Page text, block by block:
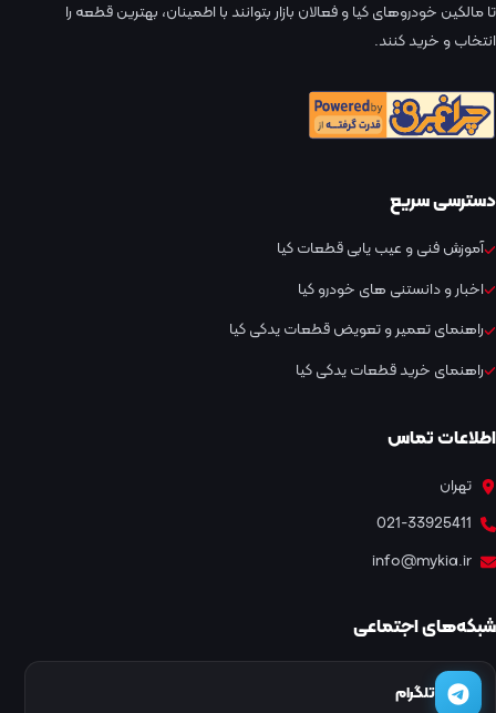
تا مالکین خودروهای کیا و فعالان بازار بتوانند با اطمینان، بهترین قطعه را
انتخاب و خرید کنند.
دسترسی سریع
آموزش فنی و عیب یابی قطعات کیا
اخبار و دانستنی های خودرو کیا
راهنمای تعمیر و تعویض قطعات یدکی کیا
راهنمای خرید قطعات یدکی کیا
اطلاعات تماس
تهران
021-33925411
info@mykia.ir
شبکه‌های اجتماعی
تلگرام